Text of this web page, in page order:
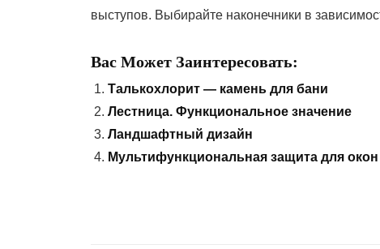
выступов. Выбирайте наконечники в
Вас Может Заинтересовать:
Талькохлорит — камень для бани
Лестница. Функциональное значение
Ландшафтный дизайн
Мультифункциональная защита для окон